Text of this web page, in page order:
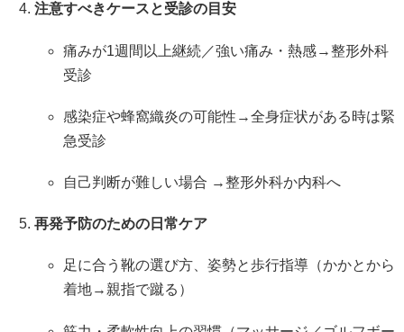
注意すべきケースと受診の目安
痛みが1週間以上継続／強い痛み・熱感→整形外科
受診
感染症や蜂窩織炎の可能性→全身症状がある時は緊
急受診
自己判断が難しい場合 →整形外科か内科へ
再発予防のための日常ケア
足に合う靴の選び方、姿勢と歩行指導（かかとから
着地→親指で蹴る）